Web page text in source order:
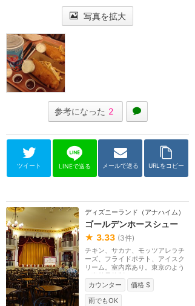
写真を拡大
参考になった 2
ツイート LINEで送る メールで送る URLをコピー
ディズニーランド（アナハイム）
ゴールデンホースシュー
★ 3.33 (3件)
チキン、サカナ、モッツアレラチ
ーズ、フライドポテト、アイスク
リーム。室内席あり。東京のよう
な事前予約制のレ...
カウンター
価格 $
雨でもOK